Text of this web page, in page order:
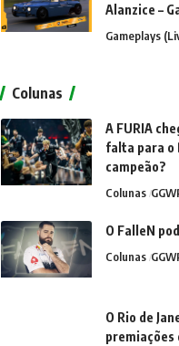
Alanzice –
Gameplays
Colunas
A FURIA
falta para o
campeão?
Colunas
O FalleN
Colunas
O Rio de
premiações